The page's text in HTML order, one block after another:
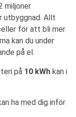
miljoner
utbyggnad. Allt
för att bli mer
kan du under
på el.
på 10 kWh kan i
ha med dig inför